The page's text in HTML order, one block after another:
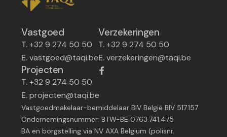
Vastgoed
T. +32 9 274 50 50
E. vastgoed@taqi.be
Verzekeringen
T. +32 9 274 50 50
E. verzekeringen@taqi.be
Projecten
T. +32 9 274 50 50
E. projecten@taqi.be
Vastgoedmakelaar-bemiddelaar BIV België BIV 517.157
Ondernemingsnummer: BTW-BE 0763.741.475
BA en borgstelling via NV AXA Belgium (polisnr.